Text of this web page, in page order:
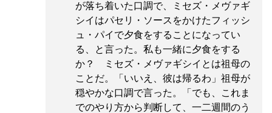
が落ち着いた口調で、ミセズ・メヴァギ
シイはパセリ・ソースをかけたフィッシ
ュ・パイで夕食をすることになってい
る、と言った。私も一緒に夕食をする
か？ ミセズ・メヴァギシイとは祖母の
ことだ。「いいえ、彼は帰るわ」祖母が
穏やかな口調で言った。「でも、これま
でのやり方から判断して、一二週間のう